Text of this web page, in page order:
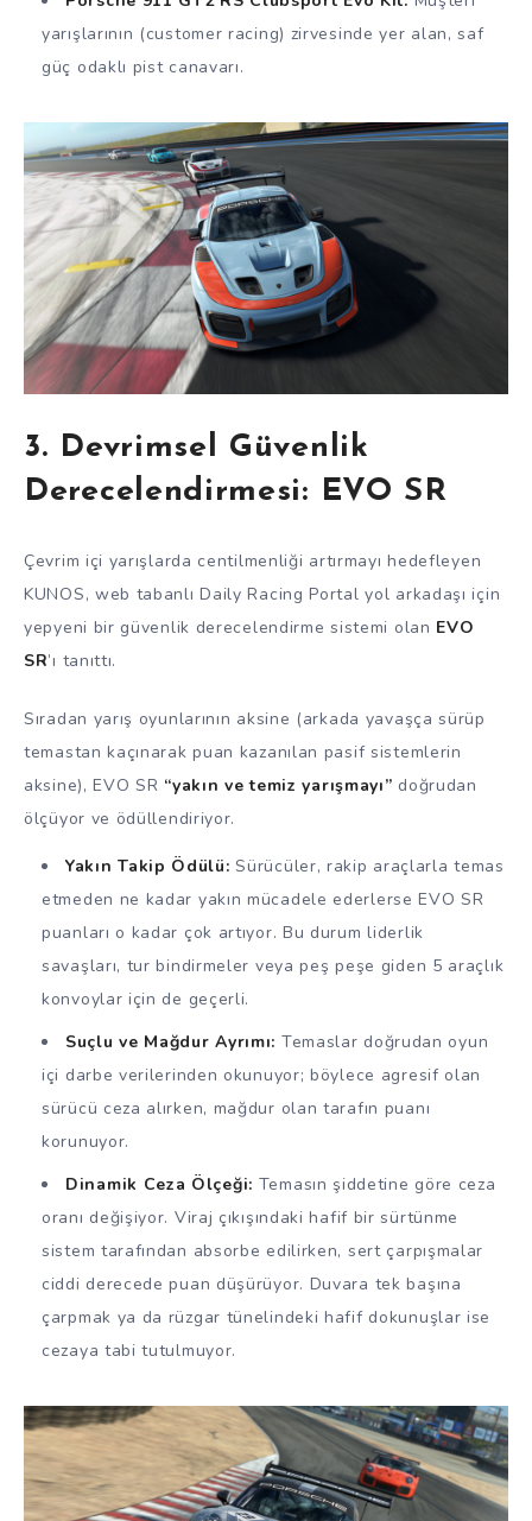
yarışlarının (customer racing) zirvesinde yer alan, saf
güç odaklı pist canavarı.
3. Devrimsel Güvenlik
Derecelendirmesi: EVO SR
Çevrim içi yarışlarda centilmenliği artırmayı hedefleyen
KUNOS, web tabanlı Daily Racing Portal yol arkadaşı için
yepyeni bir güvenlik derecelendirme sistemi olan EVO
SR’ı tanıttı.
Sıradan yarış oyunlarının aksine (arkada yavaşça sürüp
temastan kaçınarak puan kazanılan pasif sistemlerin
aksine), EVO SR “yakın ve temiz yarışmayı” doğrudan
ölçüyor ve ödüllendiriyor.
Yakın Takip Ödülü: Sürücüler, rakip araçlarla temas
etmeden ne kadar yakın mücadele ederlerse EVO SR
puanları o kadar çok artıyor. Bu durum liderlik
savaşları, tur bindirmeler veya peş peşe giden 5 araçlık
konvoylar için de geçerli.
Suçlu ve Mağdur Ayrımı: Temaslar doğrudan oyun
içi darbe verilerinden okunuyor; böylece agresif olan
sürücü ceza alırken, mağdur olan tarafın puanı
korunuyor.
Dinamik Ceza Ölçeği: Temasın şiddetine göre ceza
oranı değişiyor. Viraj çıkışındaki hafif bir sürtünme
sistem tarafından absorbe edilirken, sert çarpışmalar
ciddi derecede puan düşürüyor. Duvara tek başına
çarpmak ya da rüzgar tünelindeki hafif dokunuşlar ise
cezaya tabi tutulmuyor.